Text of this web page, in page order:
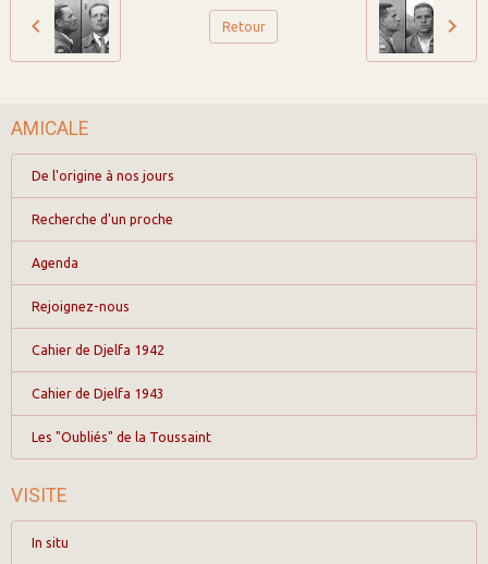
Retour
AMICALE
De l'origine à nos jours
Recherche d'un proche
Agenda
Rejoignez-nous
Cahier de Djelfa 1942
Cahier de Djelfa 1943
Les "Oubliés" de la Toussaint
VISITE
In situ